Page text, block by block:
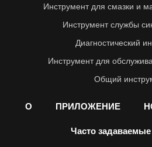
Инструмент для смазки и
Инструмент службы
Диагностический
Инструмент для
Общий
О ПРИЛОЖЕНИЕ
Часто